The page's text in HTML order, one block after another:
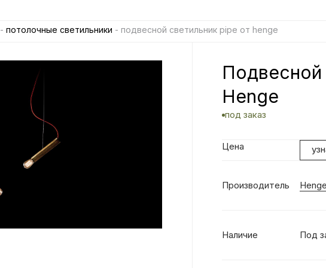
- потолочные светильники - подвесной светильник pipe от henge
Подвесной
Henge
под заказ
Цена
Производитель Henge
Наличие Под